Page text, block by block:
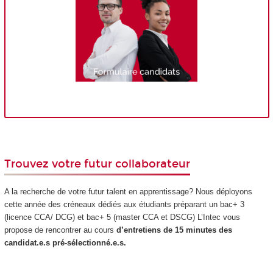
Trouvez votre futur collaborateur
A la recherche de votre futur talent en apprentissage? Nous déployons
cette année des créneaux dédiés aux étudiants préparant un bac+ 3
(licence CCA/ DCG) et bac+ 5 (master CCA et DSCG) L’Intec vous
propose de rencontrer au cours d’entretiens de 15 minutes des
candidat.e.s pré-sélectionné.e.s.